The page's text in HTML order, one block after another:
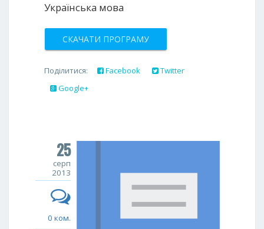
Українська мова
СКАЧАТИ ПРОГРАМУ
Поділитися: Facebook
Twitter
Google+
25
серп
2013
0 ком.